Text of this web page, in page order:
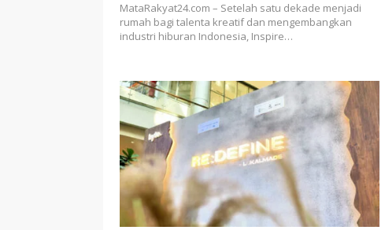
MataRakyat24.com – Setelah satu dekade menjadi
rumah bagi talenta kreatif dan mengembangkan
industri hiburan Indonesia, Inspire…